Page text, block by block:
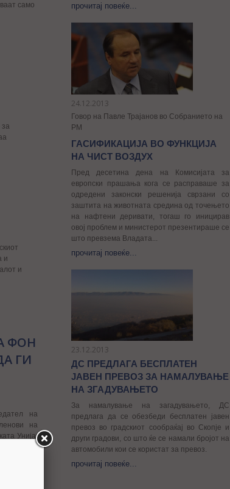
само
и
и
ФОН
ГИ
на
на
Унија.
што
прочитај повеќе...
24.12.2013
Говор на Павле Трајанов во Собранието на
РМ
ГАСИФИКАЦИЈА ВО ФУНКЦИЈА
НА ЧИСТ ВОЗДУХ
Пред десетина дена на Комисијата за
европски прашања кога се расправаше за
одредени законски решенија сврзани со
заштита на животната средина од точењето
на нафтени деривати, тогаш го иницирав
овој проблем и министерот презентираше се
што превзема Владата...
прочитај повеќе...
23.12.2013
ДС ПРЕДЛАГА БЕСПЛАТЕН
ЈАВЕН ПРЕВОЗ ЗА НАМАЛУВАЊЕ
НА ЗГАДУВАЊЕТО
За намалување на загадувањето, ДС
предлага да се обезбеди бесплатен јавен
превоз во градскиот сообраќај во Скопје и
други градови, со што ќе се намали бројот на
автомобили кои се користат за превоз.
прочитај повеќе...